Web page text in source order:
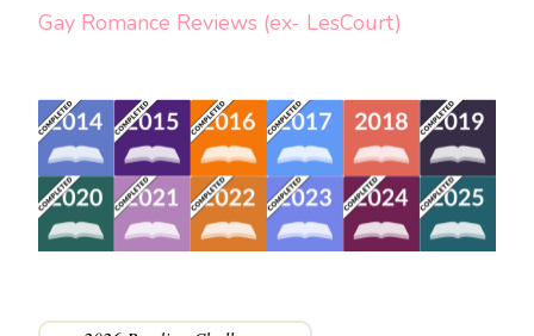
Gay Romance Reviews (ex- LesCourt)